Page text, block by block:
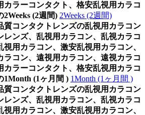
カラーコンタクト、格安乱視用カラコ
2Weeks (2週間) 2Weeks (2週間)
質コンタクトレンズの乱視用カラコン
レンズ、乱視用カラコン、乱視カラコ
視用カラコン、激安乱視用カラコン、
ラコン、遠視用カラコン、遠視カラコ
カラーコンタクト、格安乱視用カラコ
1Month (1ヶ月間 ) 1Month (1ヶ月間 )
質コンタクトレンズの乱視用カラコン
レンズ、乱視用カラコン、乱視カラコ
視用カラコン、激安乱視用カラコン、